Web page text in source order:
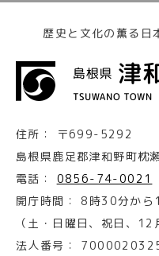
歴史と文化の薫る日
住所：
〒699-5292
島根県鹿足郡津和野町枕
電話：
0856-74-0021
開庁時間：
8時30分から
（土・日曜日、祝日、
法人番号：